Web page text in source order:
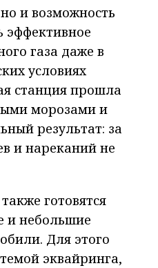
и возможность
эффективное
газа даже в
условиях
станция прошла
морозами и
результат: за
и нареканий не
готовятся
и небольшие
Для этого
эквайринга,